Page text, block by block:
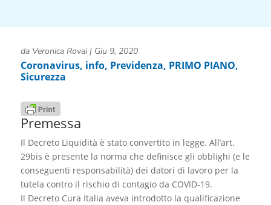
da Veronica Rovai| Giu 9, 2020
Coronavirus, info, Previdenza, PRIMO PIANO,
Sicurezza
Premessa
Il Decreto Liquidità è stato convertito in legge. All’art.
29bis è presente la norma che definisce gli obblighi (e le
conseguenti responsabilità) dei datori di lavoro per la
tutela contro il rischio di contagio da COVID-19.
Il Decreto Cura Italia aveva introdotto la qualificazione